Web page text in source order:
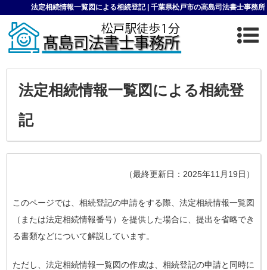
法定相続情報一覧図による相続登記 | 千葉県松戸市の高島司法書士事務所
法定相続情報一覧図による相続登
記
（最終更新日：2025年11月19日）
このページでは、相続登記の申請をする際、法定相続情報一覧図
（または法定相続情報番号）を提供した場合に、提出を省略でき
る書類などについて解説しています。
ただし、法定相続情報一覧図の作成は、相続登記の申請と同時に